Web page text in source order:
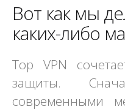
Вот как мы
каких-либо
Top VPN
защиты.
современными